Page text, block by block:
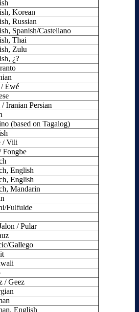
Korean
Russian
Spanish/Castellano
Thai
Zulu
¿?
Éwé
/ Iranian Persian
(based on Tagalog)
/ Vili
Fongbe
English
English
Mandarin
Fulfulde
/ Pular
Gallego
/ Geez
English